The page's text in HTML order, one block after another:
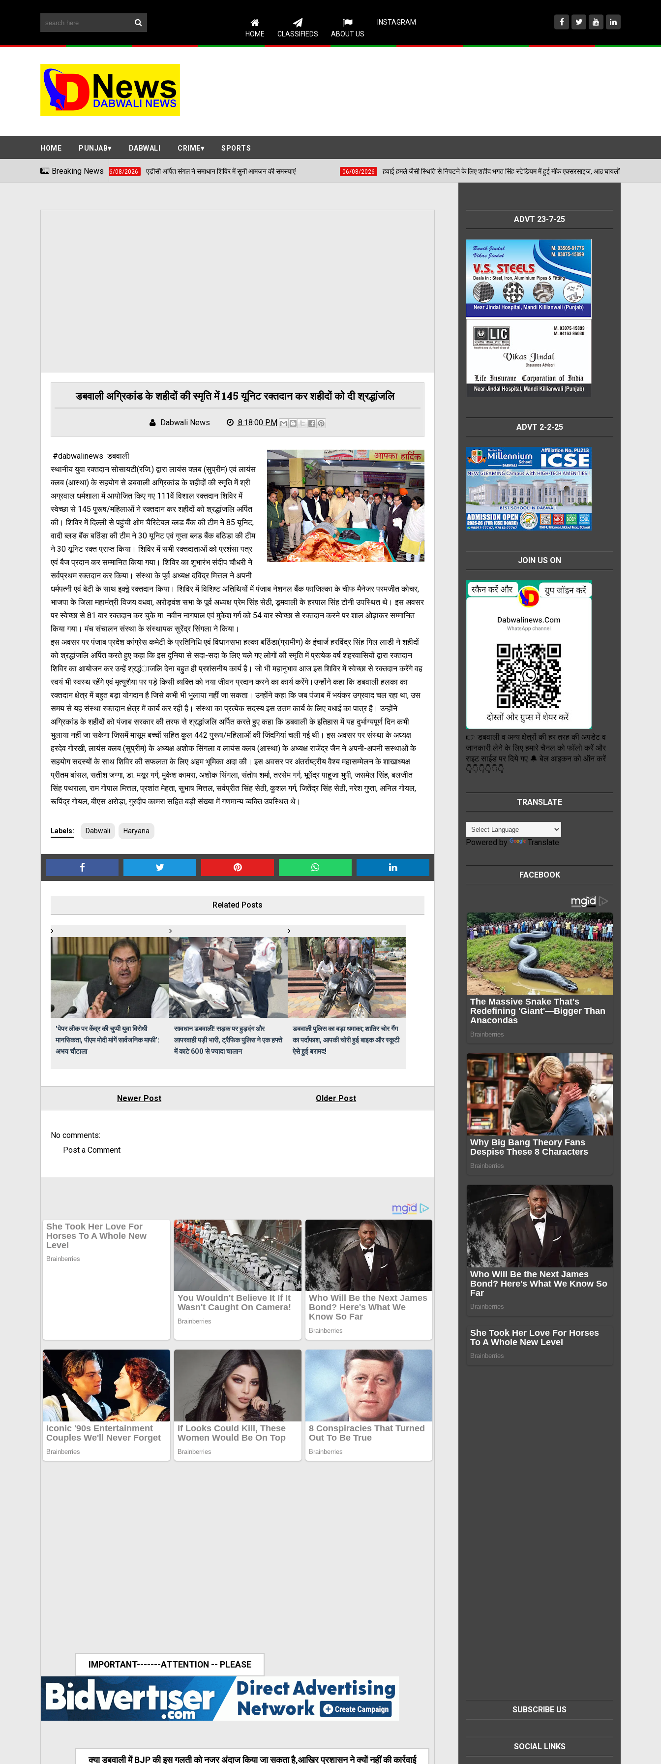
HOME CLASSIFIEDS ABOUT US
INSTAGRAM
HOME PUNJAB DABWALI CRIME SPORTS
Breaking News
06/08/2026 एडीसी अर्पित संगल ने समाधान शिविर में सुनी आमजन की समस्याएं 06/08/2026 हवाई हमले जैसी स्थिति से निपटने के लिए शहीद भगत सिंह स्टेडियम में हुई मॉक एक्सरसाइज, आठ घायलों का किया गया रेस्क्यू
डबवाली अग्रिकांड के शहीदों की स्मृति में 145 यूनिट रक्तदान कर शहीदों को दी श्रद्धांजलि
Dabwali News 8:18:00 PM
#dabwalinews डबवाली
स्थानीय युवा रक्तदान सोसायटी(रजि.) द्वारा लायंस क्लब (सुप्रीम) एवं लायंस
क्लब (आस्था) के सहयोग से डबवाली अग्रिकांड के शहीदों की स्मृति में श्री
अग्रवाल धर्मशाला में आयोजित किए गए 111वें विशाल रक्तदान शिविर में
स्वेच्छा से 145 पुरूष/महिलाओं ने रक्तदान कर शहीदों को श्रद्धांजलि अर्पित
की। शिविर में दिल्ली से पहुंची ओम चैरिटेबल ब्लड बैंक की टीम ने 85 यूनिट,
वादी ब्लड बैंक बठिंडा की टीम ने 30 यूनिट एवं गुप्ता ब्लड बैंक बठिडा की टीम
ने 30 यूनिट रक्त प्राप्त किया। शिविर में सभी रक्तदाताओं को प्रशंसा पत्र
एवं बैज प्रदान कर सम्मानित किया गया। शिविर का शुभारंभ संदीप चौधरी ने
सर्वप्रथम रक्तदान कर किया। संस्था के पूर्व अध्यक्ष दविंद्र मित्तल ने अपनी
धर्मपत्नी एवं बेटी के साथ इक्ठ्ठे रक्तदान किया। शिविर में विशिष्ट अतिथियों में पंजाब नेशनल बैंक फाजिल्का के चीफ मैनेजर परमजीत कोचर,
भाजपा के जिला महामंत्री विजय वधवा, अरोड़वंश सभा के पूर्व अध्यक्ष प्रेम सिंह सेठी, डूमवाली के हरपाल सिंह टोनी उपस्थित थे। इस अवसर
पर स्वेच्छा से 81 बार रक्तदान कर चुके मा. नवीन नागपाल एवं मुकेश गर्ग को 54 बार स्वेच्छा से रक्तदान करने पर शाल ओढ़ाकर सम्मानित
किया गया। मंच संचालन संस्था के संस्थापक सुरेंद्र सिंगला ने किया।
इस अवसर पर पंजाब प्रदेश कांग्रेस कमेटी के प्रतिनिधि एवं विधानसभा हल्का बठिंडा(ग्रामीण) के इंचार्ज हरविंद्र सिंह गिल लाडी ने शहीदों
को श्रद्धांजलि अर्पित करते हुए कहा कि इस दुनिया से सदा-सदा के लिए चले गए लोगों की स्मृति में प्रत्येक वर्ष शहरवासियों द्वारा रक्तदान
शिविर का आयोजन कर उन्हें श्रद्धंाजलि देना बहुत ही प्रशंसनीय कार्य है। जो भी महानुभाव आज इस शिविर में स्वेच्छा से रक्तदान करेंगे वह
स्वयं भी स्वस्थ रहेंगे एवं मृत्युशैया पर पड़े किसी व्यक्ति को नया जीवन प्रदान करने का कार्य करेंगे।उन्होंने कहा कि डबवाली हलका का
रक्तदान क्षेत्र में बहुत बड़ा योगदान है जिसे कभी भी भुलाया नहीं जा सकता। उन्होंने कहा कि जब पंजाब में भयंकर उग्रवाद चल रहा था, उस
समय से यह संस्था रक्तदान क्षेत्र में कार्य कर रही है। संस्था का प्रत्येक सदस्य इस उत्तम कार्य के लिए बधाई का पात्र है। उन्होंने
अग्रिकांड के शहीदों को पंजाब सरकार की तरफ से श्रद्धांजलि अर्पित करते हुए कहा कि डबवाली के इतिहास में यह दुर्भाग्यपूर्ण दिन कभी
भुलाया नहीं जा सकेगा जिसमें मासूम बच्चों सहित कुल 442 पुरूष/महिलाओं की जिंदगियां चली गई थी। इस अवसर पर संस्था के अध्यक्ष
हरदेव गोरखी, लायंस क्लब (सुप्रीम) के अध्यक्ष अशोक सिंगला व लायंस क्लब (आस्था) के अध्यक्ष राजेंद्र जैन ने अपनी-अपनी सस्थाओं के
सहयोग सदस्यों के साथ शिविर की सफलता के लिए अहम भूमिका अदा की। इस अवसर पर अंतर्राष्ट्रीय वैश्य महासम्मेलन के शाखाध्यक्ष
प्रीतम बांसल, सतीश जग्गा, डा. मयूर गर्ग, मुकेश कामरा, अशोक सिंगला, संतोष शर्मा, तरसेम गर्ग, भूपेंद्र पाहूजा भुपी, जसमेल सिंह, बलजीत
सिंह पथराला, राम गोपाल मित्तल, प्रशांत मेहता, सुभाष मित्तल, सर्वप्रीत सिंह सेठी, कुशल गर्ग, जितेंद्र सिंह सेठी, नरेश गुप्ता, अनिल गोयल,
रूपिंद्र गोयल, बीएस अरोड़ा, गुरदीप कामरा सहित बड़ी संख्या में गणमान्य व्यक्ति उपस्थित थे।
Labels: Dabwali Haryana
Related Posts
'पेपर लीक पर केंद्र की चुप्पी युवा विरोधी
मानसिकता, पीएम मोदी मांगें सार्वजनिक माफी':
अभय चौटाला
सावधान डबवाली! सड़क पर हुड़दंग और
लापरवाही पड़ी भारी, ट्रैफिक पुलिस ने एक हफ्ते
में काटे 600 से ज्यादा चालान
डबवाली पुलिस का बड़ा धमाका; शातिर चोर गैंग
का पर्दाफाश, आपकी चोरी हुई बाइक और स्कूटी
ऐसे हुई बरामद!
Newer Post Older Post
No comments:
Post a Comment
IMPORTANT-------ATTENTION -- PLEASE
क्या डबवाली में BJP की इस गलती को नजर अंदाज किया जा सकता है,आखिर प्रशासन ने क्यों नहीं की कार्रवाई
ADVT 23-7-25
ADVT 2-2-25
JOIN US ON
👉 डबवाली व अन्य क्षेत्रों की हर तरह की अपडेट व
जानकारी लेने के लिए हमारे चैनल को फॉलो करें और
राइट साईड पर दिये गए 🔔 बेल आइकन को ऑन करें
👇👇👇👇👇👇
TRANSLATE
Powered by Translate
FACEBOOK
SUBSCRIBE US
SOCIAL LINKS